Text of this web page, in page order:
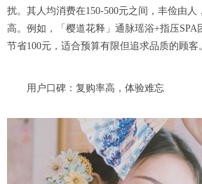
扰。其人均消费在150-500元之间，丰俭由人
高。例如，「樱道花释」通脉瑶浴+指压SPA
节省100元，适合预算有限但追求品质的顾客
用户口碑：复购率高，体验难忘